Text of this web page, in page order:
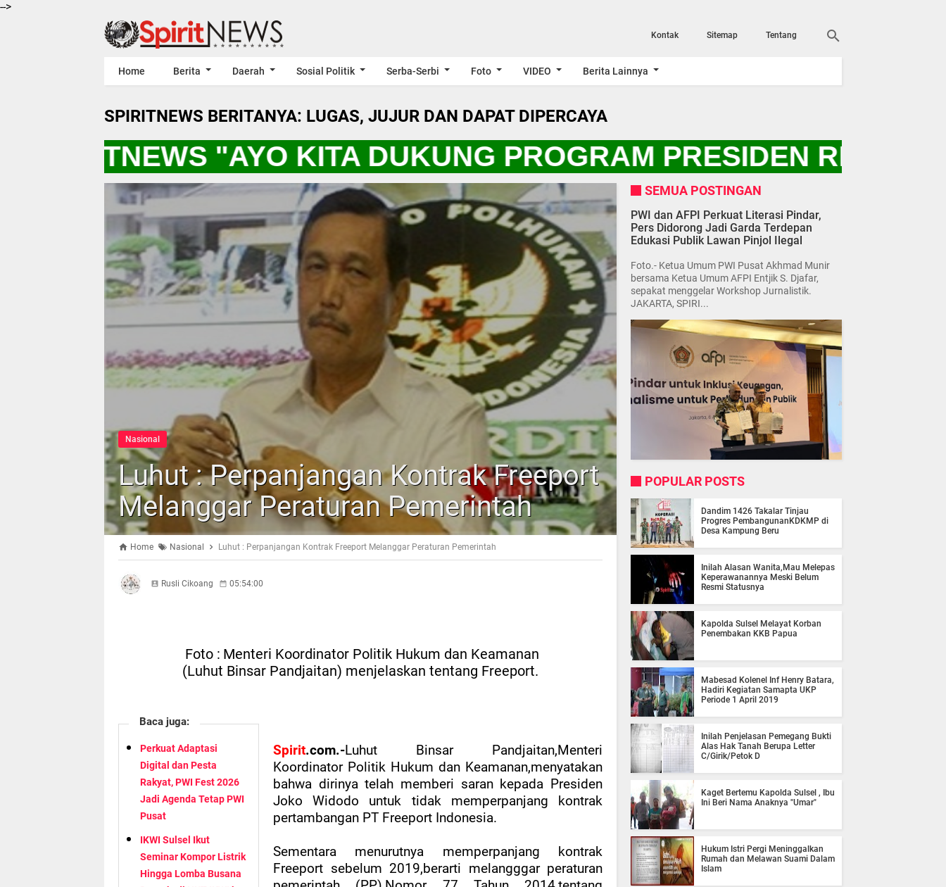
-->
Kontak Sitemap Tentang
Home Berita Daerah Sosial Politik Serba-Serbi Foto VIDEO Berita Lainnya
SPIRITNEWS BERITANYA: LUGAS, JUJUR DAN DAPAT DIPERCAYA
"AYO KITA DUKUNG PROGRAM PRESIDEN RI
Nasional
Luhut : Perpanjangan Kontrak Freeport
Melanggar Peraturan Pemerintah
Home Nasional Luhut : Perpanjangan Kontrak Freeport Melanggar Peraturan Pemerintah
Rusli Cikoang 05:54:00
Foto : Menteri Koordinator Politik Hukum dan Keamanan
(Luhut Binsar Pandjaitan) menjelaskan tentang Freeport.
Baca juga:
Perkuat Adaptasi
Digital dan Pesta
Rakyat, PWI Fest 2026
Jadi Agenda Tetap PWI
Pusat
IKWI Sulsel Ikut
Seminar Kompor Listrik
Hingga Lomba Busana
Spirit.com.-Luhut Binsar Pandjaitan,Menteri
Koordinator Politik Hukum dan Keamanan,menyatakan
bahwa dirinya telah memberi saran kepada Presiden
Joko Widodo untuk tidak memperpanjang kontrak
pertambangan PT Freeport Indonesia.
Sementara menurutnya memperpanjang kontrak
Freeport sebelum 2019,berarti melangggar peraturan
SEMUA POSTINGAN
PWI dan AFPI Perkuat Literasi Pindar,
Pers Didorong Jadi Garda Terdepan
Edukasi Publik Lawan Pinjol Ilegal
Foto.- Ketua Umum PWI Pusat Akhmad Munir
bersama Ketua Umum AFPI Entjik S. Djafar,
sepakat menggelar Workshop Jurnalistik.
JAKARTA, SPIRI...
POPULAR POSTS
Dandim 1426 Takalar Tinjau
Progres PembangunanKDKMP di
Desa Kampung Beru
Inilah Alasan Wanita,Mau Melepas
Keperawanannya Meski Belum
Resmi Statusnya
Kapolda Sulsel Melayat Korban
Penembakan KKB Papua
Mabesad Kolenel Inf Henry Batara,
Hadiri Kegiatan Samapta UKP
Periode 1 April 2019
Inilah Penjelasan Pemegang Bukti
Alas Hak Tanah Berupa Letter
C/Girik/Petok D
Kaget Bertemu Kapolda Sulsel , Ibu
Ini Beri Nama Anaknya "Umar"
Hukum Istri Pergi Meninggalkan
Rumah dan Melawan Suami Dalam
Islam